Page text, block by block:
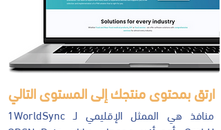
ارتق بمحتوى منتجك إلى المستوى التالي
منافذ هي الممثل الإقليمي لـ 1WorldSync